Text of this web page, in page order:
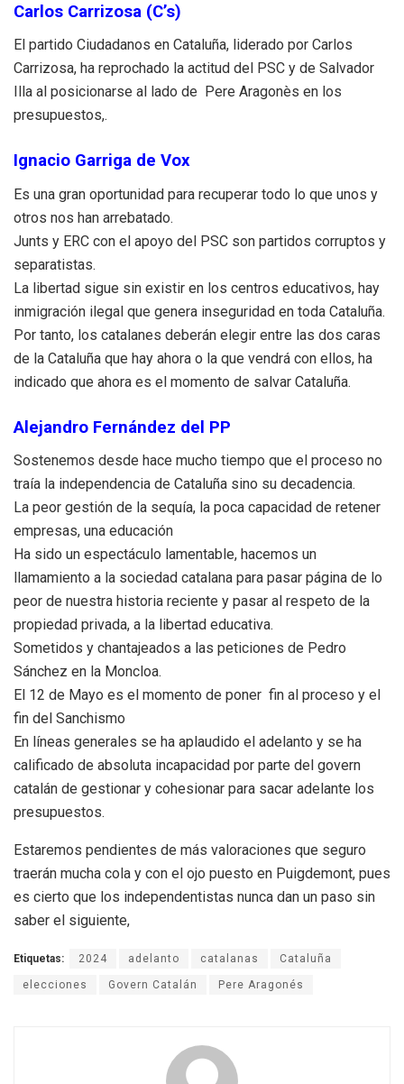
Carlos Carrizosa (C’s)
El partido Ciudadanos en Cataluña, liderado por Carlos
Carrizosa, ha reprochado la actitud del PSC y de Salvador
Illa al posicionarse al lado de Pere Aragonès en los
presupuestos,.
Ignacio Garriga de Vox
Es una gran oportunidad para recuperar todo lo que unos y
otros nos han arrebatado.
Junts y ERC con el apoyo del PSC son partidos corruptos y
separatistas.
La libertad sigue sin existir en los centros educativos, hay
inmigración ilegal que genera inseguridad en toda Cataluña.
Por tanto, los catalanes deberán elegir entre las dos caras
de la Cataluña que hay ahora o la que vendrá con ellos, ha
indicado que ahora es el momento de salvar Cataluña.
Alejandro Fernández del PP
Sostenemos desde hace mucho tiempo que el proceso no
traía la independencia de Cataluña sino su decadencia.
La peor gestión de la sequía, la poca capacidad de retener
empresas, una educación
Ha sido un espectáculo lamentable, hacemos un
llamamiento a la sociedad catalana para pasar página de lo
peor de nuestra historia reciente y pasar al respeto de la
propiedad privada, a la libertad educativa.
Sometidos y chantajeados a las peticiones de Pedro
Sánchez en la Moncloa.
El 12 de Mayo es el momento de poner fin al proceso y el
fin del Sanchismo
En líneas generales se ha aplaudido el adelanto y se ha
calificado de absoluta incapacidad por parte del govern
catalán de gestionar y cohesionar para sacar adelante los
presupuestos.
Estaremos pendientes de más valoraciones que seguro
traerán mucha cola y con el ojo puesto en Puigdemont, pues
es cierto que los independentistas nunca dan un paso sin
saber el siguiente,
Etiquetas: 2024 adelanto catalanas Cataluña
elecciones Govern Catalán Pere Aragonés